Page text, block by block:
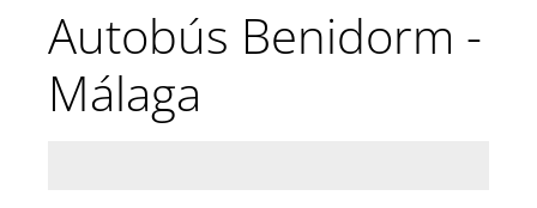
Autobús Benidorm -
Málaga